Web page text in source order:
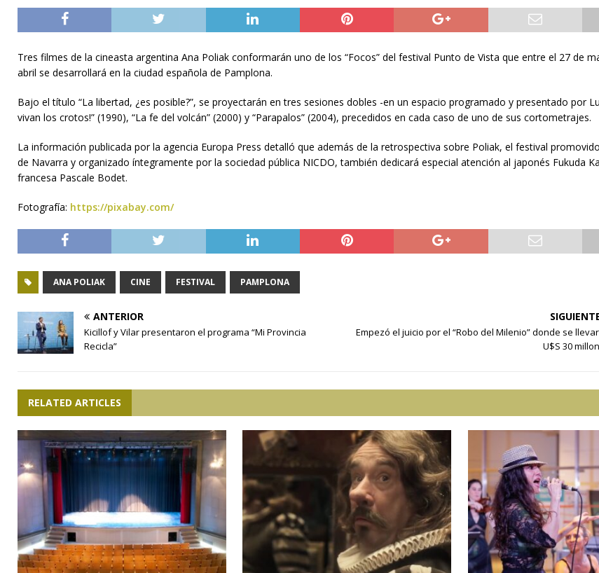
Tres filmes de la cineasta argentina Ana Poliak conformarán uno de los “Focos” del festival Punto de Vista que entre el 27 de
abril se desarrollará en la ciudad española de Pamplona.
Bajo el título “La libertad, ¿es posible?”, se proyectarán en tres sesiones dobles -en un espacio programado y presentado por
vivan los crotos!” (1990), “La fe del volcán” (2000) y “Parapalos” (2004), precedidos en cada caso de uno de sus cortometrajes.
La información publicada por la agencia Europa Press detalló que además de la retrospectiva sobre Poliak, el festival
de Navarra y organizado íntegramente por la sociedad pública NICDO, también dedicará especial atención al japonés Fukuda
francesa Pascale Bodet.
Fotografía: https://pixabay.com/
ANA POLIAK CINE FESTIVAL PAMPLONA
ANTERIOR
Kicillof y Vilar presentaron el programa “Mi Provincia
Recicla”
Empezó el juicio por el “Robo del Milenio” donde se
U$S 30
RELATED ARTICLES